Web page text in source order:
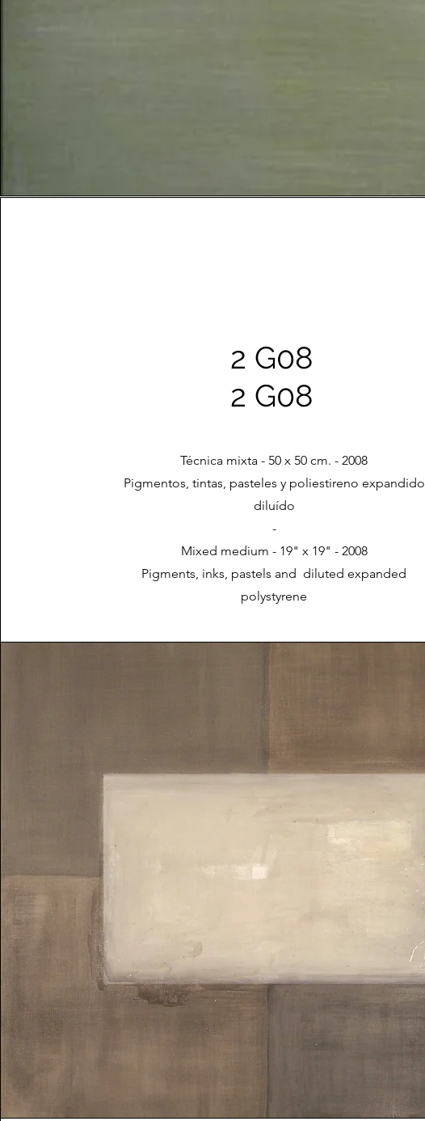
2 G08
2 G08
Técnica mixta - 50 x 50 cm. - 2008
Pigmentos, tintas, pasteles y poliestireno expandido
diluído
-
Mixed medium - 19" x 19" - 2008
Pigments, inks, pastels and diluted expanded
polystyrene